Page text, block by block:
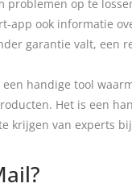
problemen op te
app ook informatie
garantie valt, een
handige tool
Het is een
krijgen van experts